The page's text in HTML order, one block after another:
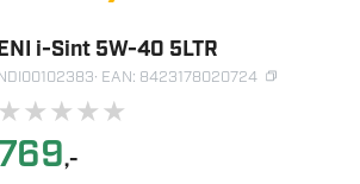
i-Sint 5W-40 5LTR
· EAN: 8423178020724
★★★★★
,-